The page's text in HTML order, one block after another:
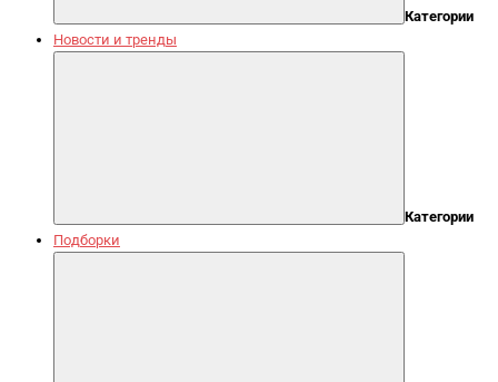
Категории
Новости и тренды
Категории
Подборки